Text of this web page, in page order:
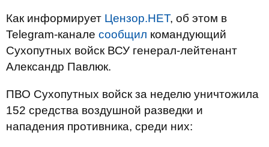
Как информирует Цензор.НЕТ, об этом в
Telegram-канале сообщил командующий
Сухопутных войск ВСУ генерал-лейтенант
Александр Павлюк.
ПВО Сухопутных войск за неделю уничтожила
152 средства воздушной разведки и
нападения противника, среди них: